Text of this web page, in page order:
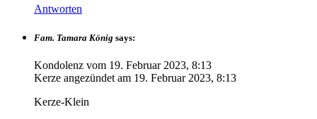
Antworten
Fam. Tamara König says:
Kondolenz vom 19. Februar 2023, 8:13
Kerze angezündet am 19. Februar 2023, 8:13
Kerze-Klein